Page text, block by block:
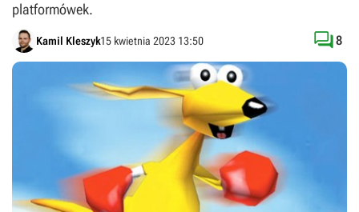
platformówek.
Kamil Kleszyk15 kwietnia 2023 13:50 8